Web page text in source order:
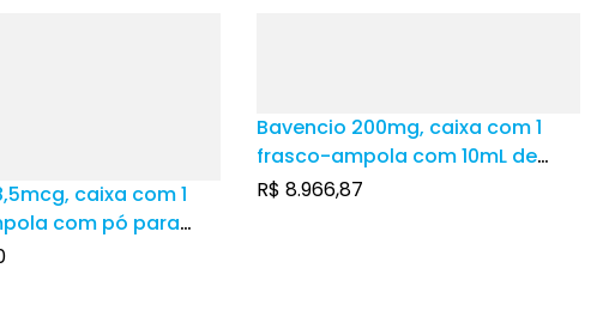
caixa com 1
com pó para
intravenoso + 1
Bavencio 200mg, caixa com 1
frasco-ampola com 10mL de
solução de uso intravenoso
R$ 8.966,87